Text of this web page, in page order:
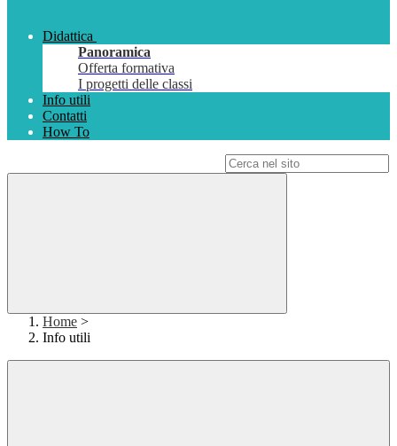
Didattica
Panoramica
Offerta formativa
I progetti delle classi
Info utili
Contatti
How To
Home >
Info utili